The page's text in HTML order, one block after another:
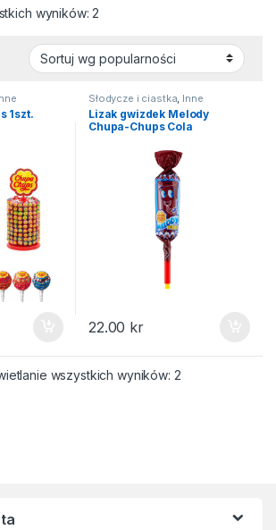
wyników: 2
1szt.
Słodycze i ciastka Inne
słodycze
Lizak gwizdek Melody
Chupa-Chups Cola
22.00 kr
wszystkich wyników: 2Posortowane